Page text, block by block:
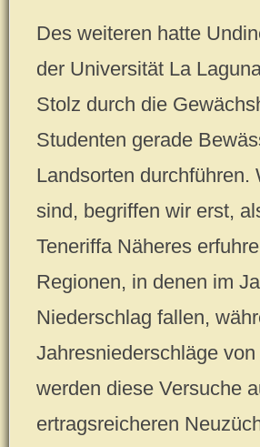
Des weiteren hatte
der Universität La
Stolz durch die
Studenten gerade
Landsorten
sind, begriffen wir erst,
Teneriffa Näheres
Regionen, in denen im
Niederschlag fallen,
Jahresniederschläge
werden diese Versuche
ertragsreicheren